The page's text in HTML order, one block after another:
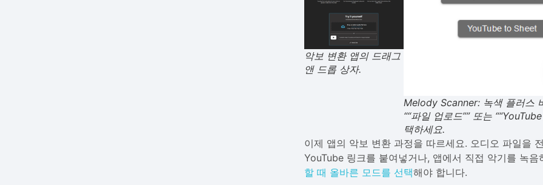
악보 변환 앱의 드래그
앤 드롭 상자.
Melody Scanner: 녹색 플러스
““파일 업로드”” 또는
택하세요.
이제 앱의 악보 변환 과정을 따르세요. 오디오 파일을
YouTube 링크를 붙여넣거나, 앱에서 직접 악기를 녹음
할 때 올바른 모드를 선택해야 합니다.